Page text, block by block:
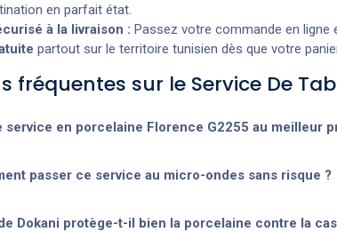
en parfait état.
à la livraison : Passez votre commande en ligne
partout sur le territoire tunisien dès que votre
fréquentes sur le Service De
service en porcelaine Florence G2255 au meilleur
passer ce service au micro-ondes sans risque ?
Dokani protège-t-il bien la porcelaine contre la